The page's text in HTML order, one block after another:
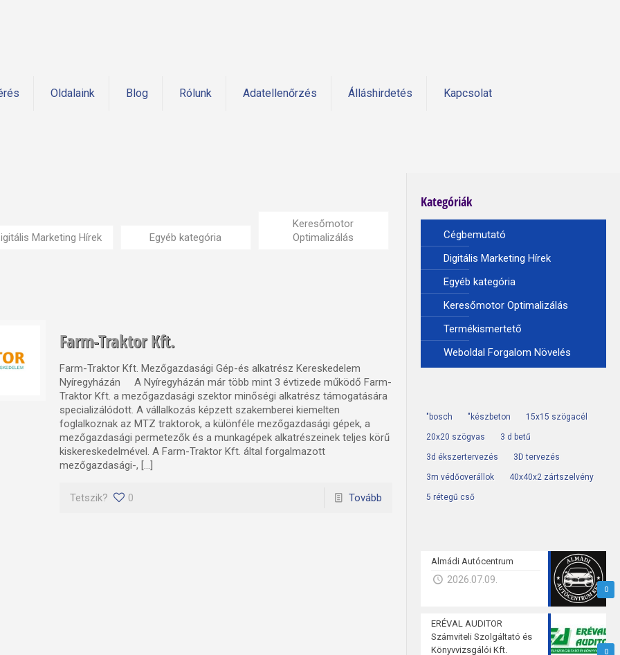
Oldalaink Blog Rólunk Adatellenőrzés Álláshirdetés Kapcsolat
Marketing Hírek Egyéb kategória
Keresőmotor
Optimalizálás
Farm-Traktor Kft.
Farm-Traktor Kft. Mezőgazdasági Gép-és alkatrész Kereskedelem
Nyíregyházán A Nyíregyházán már több mint 3 évtizede működő Farm-
Traktor Kft. a mezőgazdasági szektor minőségi alkatrész támogatására
specializálódott. A vállalkozás képzett szakemberei kiemelten
foglalkoznak az MTZ traktorok, a különféle mezőgazdasági gépek, a
mezőgazdasági permetezők és a munkagépek alkatrészeinek teljes körű
kiskereskedelmével. A Farm-Traktor Kft. által forgalmazott
mezőgazdasági-, […]
Tetszik? 0 Tovább
Kategóriák
Cégbemutató
Digitális Marketing Hírek
Egyéb kategória
Keresőmotor Optimalizálás
Termékismertető
Weboldal Forgalom Növelés
"bosch "készbeton 15x15 szögacél
20x20 szögvas 3 d betű
3d ékszertervezés 3D tervezés
3m védőoverállok 40x40x2 zártszelvény
5 rétegű cső
0
Almádi Autócentrum
2026.07.09.
0
ERÉVAL AUDITOR
Számviteli Szolgáltató és
Könyvvizsgálói Kft.